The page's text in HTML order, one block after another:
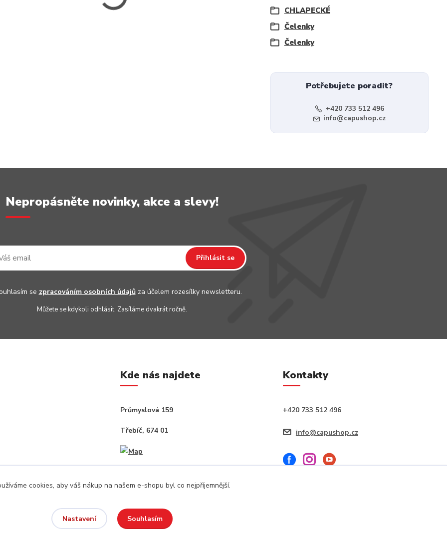
CHLAPECKÉ
Čelenky
Čelenky
Potřebujete poradit?
+420 733 512 496
info@capushop.cz
Nepropásněte novinky, akce a slevy!
Přihlásit se
se zpracováním osobních údajůza účelem rozesílky newsletteru.
Můžete se kdykoli odhlásit. Zasíláme dvakrát ročně.
Kde nás najdete
Průmyslová 159
Třebíč, 674 01
Kontakty
+420 733 512 496
info@capushop.cz
cookies, aby váš nákup na našem e-shopu byl co nejpříjemnější.
Nastavení Souhlasím